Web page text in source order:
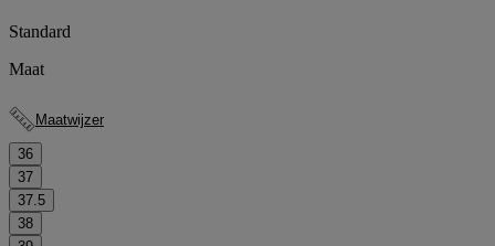
Standard
Maat
Maatwijzer
36
37
37.5
38